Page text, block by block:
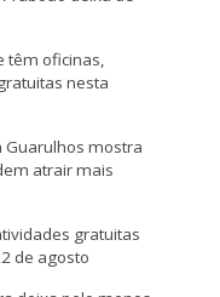
têm oficinas,
nesta
Guarulhos mostra
atrair mais
gratuitas
de agosto